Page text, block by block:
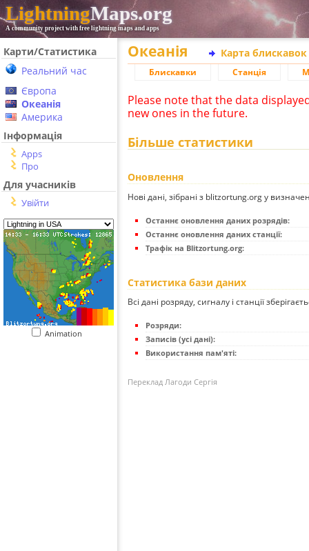
LightningMaps.org
A community project with free lightning maps and apps
Карти/Статистика
Реальний час
Європа
Океанія
Америка
Інформація
Apps
Про
Для учасників
Увійти
Animation
Океанія Карта
Блискавки Станція
Please note that the data
new ones in the future.
Більше статистики
Оновлення
Нові дані, зібрані з blitzortung.org у
Останнє оновлення даних розрядів:
Останнє оновлення даних станції:
Трафік на Blitzortung.org:
Статистика бази даних
Всі дані розряду, сигналу і станції
Розряди:
Записів (усі дані):
Використання пам'яті:
Переклад Лагоди Сергія